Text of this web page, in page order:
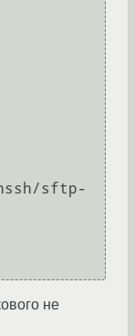
sftp-
не